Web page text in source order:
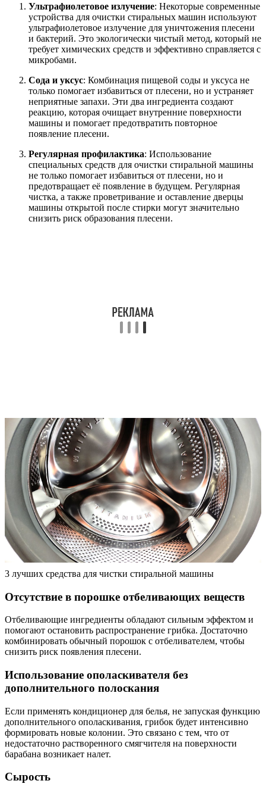
Ультрафиолетовое излучение: Некоторые современные
устройства для очистки стиральных машин используют
ультрафиолетовое излучение для уничтожения плесени
и бактерий. Это экологически чистый метод, который не
требует химических средств и эффективно справляется с
микробами.
Сода и уксус: Комбинация пищевой соды и уксуса не
только помогает избавиться от плесени, но и устраняет
неприятные запахи. Эти два ингредиента создают
реакцию, которая очищает внутренние поверхности
машины и помогает предотвратить повторное
появление плесени.
Регулярная профилактика: Использование
специальных средств для очистки стиральной машины
не только помогает избавиться от плесени, но и
предотвращает её появление в будущем. Регулярная
чистка, а также проветривание и оставление дверцы
машины открытой после стирки могут значительно
снизить риск образования плесени.
3 лучших средства для чистки стиральной машины
Отсутствие в порошке отбеливающих веществ
Отбеливающие ингредиенты обладают сильным эффектом и
помогают остановить распространение грибка. Достаточно
комбинировать обычный порошок с отбеливателем, чтобы
снизить риск появления плесени.
Использование ополаскивателя без
дополнительного полоскания
Если применять кондиционер для белья, не запуская функцию
дополнительного ополаскивания, грибок будет интенсивно
формировать новые колонии. Это связано с тем, что от
недостаточно растворенного смягчителя на поверхности
барабана возникает налет.
Сырость